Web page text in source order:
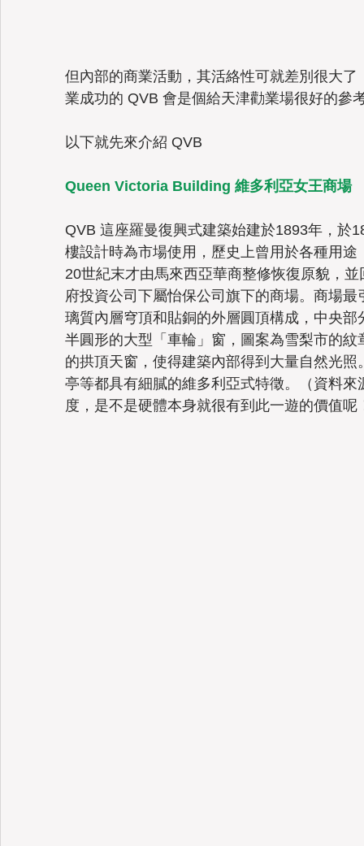
但內部的商業活動，其活絡性可就差別很大
業成功的 QVB 會是個給天津勸業場很好的參
以下就先來介紹 QVB
Queen Victoria Building 維多利亞女王商場
QVB 這座羅曼復興式建築始建於1893年，於
樓設計時為市場使用，歷史上曾用於各種用
20世紀末才由馬來西亞華商整修恢復原貌，
府投資公司下屬怡保公司旗下的商場。商場
璃質內層穹頂和貼銅的外層圓頂構成，中央
半圓形的大型「車輪」窗，圖案為雪梨市的
的拱頂天窗，使得建築內部得到大量自然光
亭等都具有細膩的維多利亞式特徵。（資料
度，是不是硬體本身就很有到此一遊的價值呢